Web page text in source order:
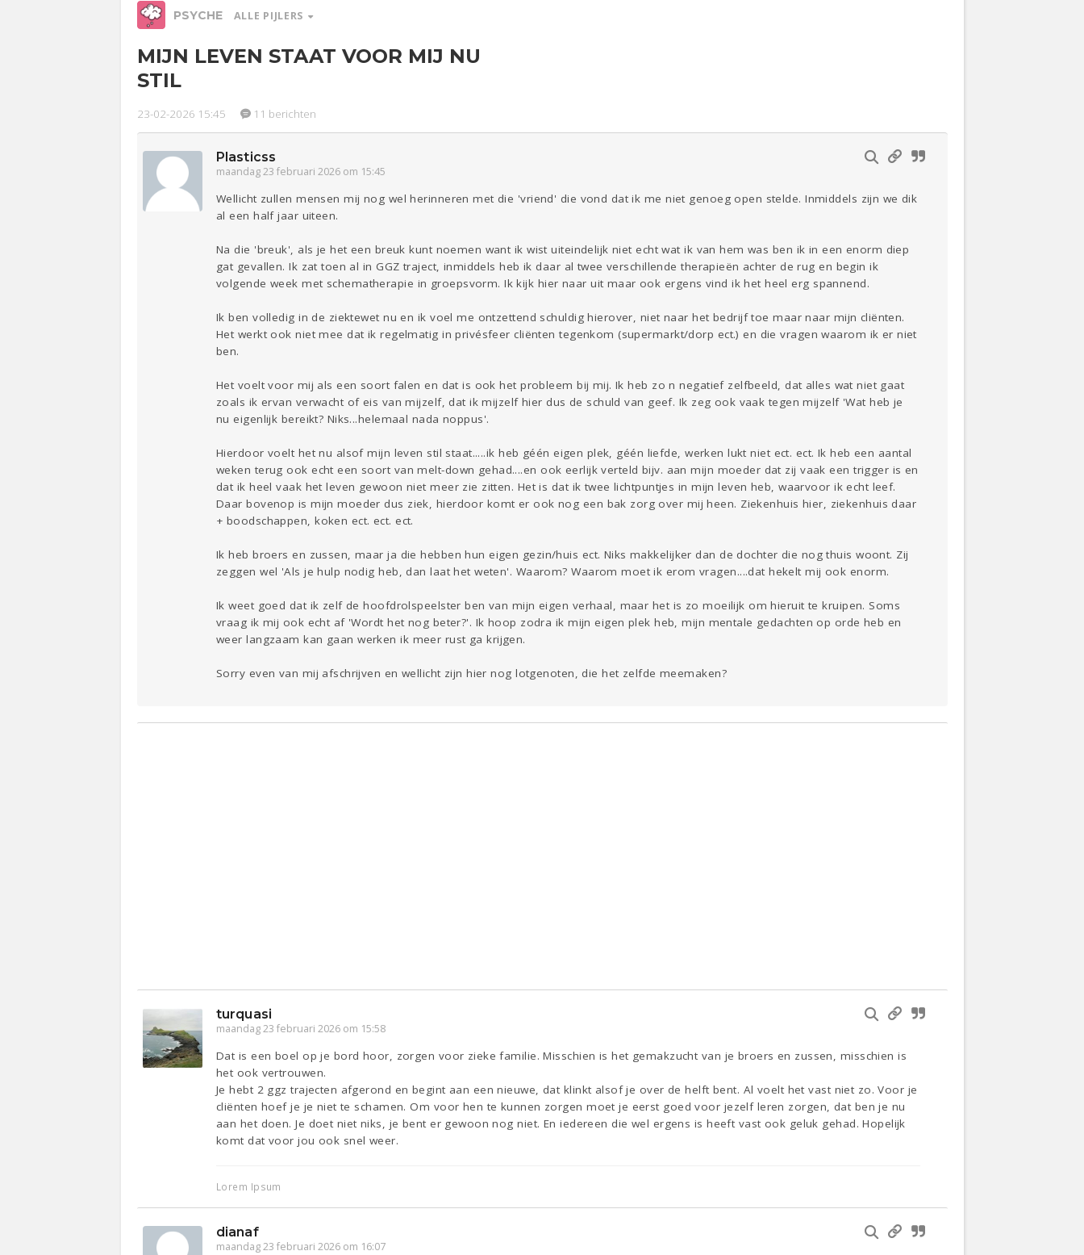
PSYCHE ALLE PIJLERS
Sport Contact Viva zoekt
MIJN LEVEN STAAT VOOR MIJ NU
STIL
23-02-2026 15:45 11 berichten
Plasticss
maandag 23 februari 2026 om 15:45
Wellicht zullen mensen mij nog wel herinneren met die 'vriend' die vond dat ik me niet genoeg open stelde. Inmiddels zijn we dik
al een half jaar uiteen.
Na die 'breuk', als je het een breuk kunt noemen want ik wist uiteindelijk niet echt wat ik van hem was ben ik in een enorm diep
gat gevallen. Ik zat toen al in GGZ traject, inmiddels heb ik daar al twee verschillende therapieën achter de rug en begin ik
volgende week met schematherapie in groepsvorm. Ik kijk hier naar uit maar ook ergens vind ik het heel erg spannend.
Ik ben volledig in de ziektewet nu en ik voel me ontzettend schuldig hierover, niet naar het bedrijf toe maar naar mijn cliënten.
Het werkt ook niet mee dat ik regelmatig in privésfeer cliënten tegenkom (supermarkt/dorp ect.) en die vragen waarom ik er niet
ben.
Het voelt voor mij als een soort falen en dat is ook het probleem bij mij. Ik heb zo n negatief zelfbeeld, dat alles wat niet gaat
zoals ik ervan verwacht of eis van mijzelf, dat ik mijzelf hier dus de schuld van geef. Ik zeg ook vaak tegen mijzelf 'Wat heb je
nu eigenlijk bereikt? Niks...helemaal nada noppus'.
Hierdoor voelt het nu alsof mijn leven stil staat.....ik heb géén eigen plek, géén liefde, werken lukt niet ect. ect. Ik heb een aantal
weken terug ook echt een soort van melt-down gehad....en ook eerlijk verteld bijv. aan mijn moeder dat zij vaak een trigger is en
dat ik heel vaak het leven gewoon niet meer zie zitten. Het is dat ik twee lichtpuntjes in mijn leven heb, waarvoor ik echt leef.
Daar bovenop is mijn moeder dus ziek, hierdoor komt er ook nog een bak zorg over mij heen. Ziekenhuis hier, ziekenhuis daar
+ boodschappen, koken ect. ect. ect.
Ik heb broers en zussen, maar ja die hebben hun eigen gezin/huis ect. Niks makkelijker dan de dochter die nog thuis woont. Zij
zeggen wel 'Als je hulp nodig heb, dan laat het weten'. Waarom? Waarom moet ik erom vragen....dat hekelt mij ook enorm.
Ik weet goed dat ik zelf de hoofdrolspeelster ben van mijn eigen verhaal, maar het is zo moeilijk om hieruit te kruipen. Soms
vraag ik mij ook echt af 'Wordt het nog beter?'. Ik hoop zodra ik mijn eigen plek heb, mijn mentale gedachten op orde heb en
weer langzaam kan gaan werken ik meer rust ga krijgen.
Sorry even van mij afschrijven en wellicht zijn hier nog lotgenoten, die het zelfde meemaken?
turquasi
maandag 23 februari 2026 om 15:58
Dat is een boel op je bord hoor, zorgen voor zieke familie. Misschien is het gemakzucht van je broers en zussen, misschien is
het ook vertrouwen.
Je hebt 2 ggz trajecten afgerond en begint aan een nieuwe, dat klinkt alsof je over de helft bent. Al voelt het vast niet zo. Voor je
cliënten hoef je je niet te schamen. Om voor hen te kunnen zorgen moet je eerst goed voor jezelf leren zorgen, dat ben je nu
aan het doen. Je doet niet niks, je bent er gewoon nog niet. En iedereen die wel ergens is heeft vast ook geluk gehad. Hopelijk
komt dat voor jou ook snel weer.
Lorem Ipsum
dianaf
maandag 23 februari 2026 om 16:07